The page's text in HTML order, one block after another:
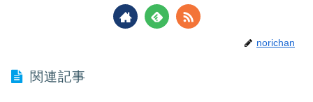
norichan
関連記事